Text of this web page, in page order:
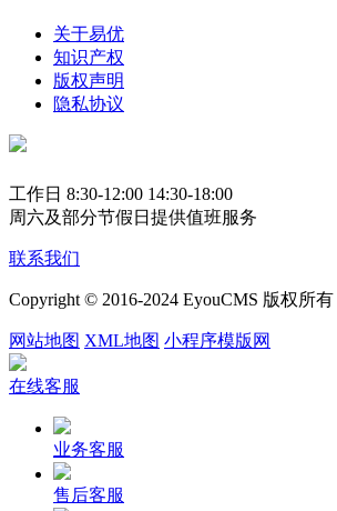
关于易优
知识产权
版权声明
隐私协议
工作日 8:30-12:00 14:30-18:00
周六及部分节假日提供值班服务
联系我们
Copyright © 2016-2024 EyouCMS 版权所有
网站地图 XML地图 小程序模版网
在线客服
业务客服
售后客服